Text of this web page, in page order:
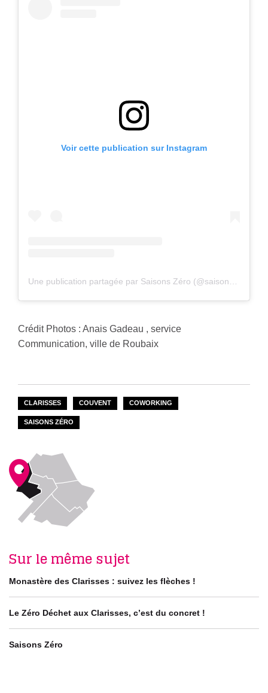
Voir cette publication sur Instagram
Crédit Photos : Anais Gadeau , service
Communication, ville de Roubaix
CLARISSES COUVENT COWORKING
SAISONS ZÉRO
Sur le même sujet
Monastère des Clarisses : suivez les flèches !
Le Zéro Déchet aux Clarisses, c’est du concret !
Saisons Zéro